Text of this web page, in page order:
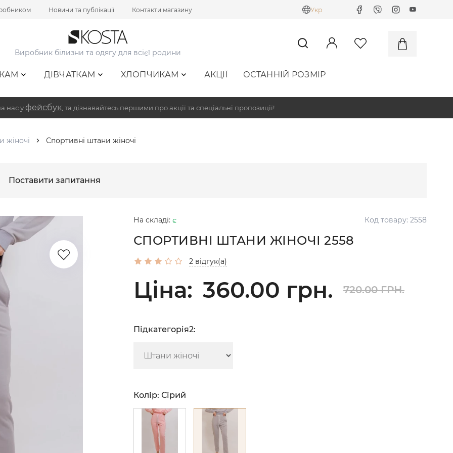
Новини та публікації Контакти магазину Укр
Виробник білизни та одягу для всієї родини
ДІВЧАТКАМ ХЛОПЧИКАМ АКЦІЇ ОСТАННІЙ РОЗМІР
нас у фейсбук , та дізнавайтесь першими про акції та спеціальні пропозиції!
жіночі Спортивні штани жіночі
Поставити запитання
На складі: є Код товару: 2558
СПОРТИВНІ ШТАНИ ЖІНОЧІ 2558
2 відгук(а)
Ціна: 360.00 грн. 720.00 ГРН.
Підкатегорія2:
Колір: Сірий